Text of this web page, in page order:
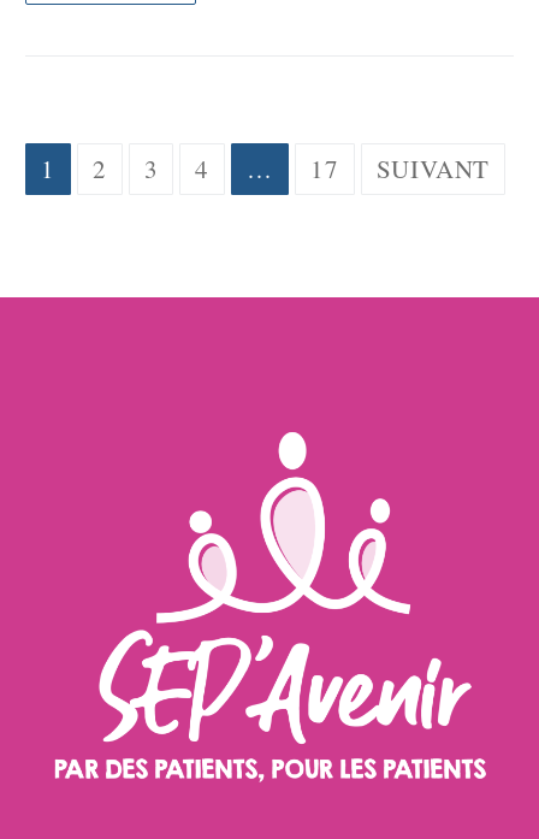
Pagination
1 2 3 4 … 17 SUIVANT